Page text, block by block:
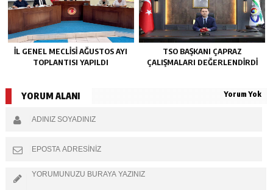
İL GENEL MECLİSİ AĞUSTOS AYI
TOPLANTISI YAPILDI
TSO BAŞKANI ÇAPRAZ
ÇALIŞMALARI DEĞERLENDİRDİ
YORUM ALANI Yorum Yok